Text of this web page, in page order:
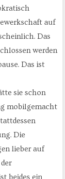
auf
Das
werden
Das ist
sie schon
mobilgemacht
Die
lieber auf
beides ein